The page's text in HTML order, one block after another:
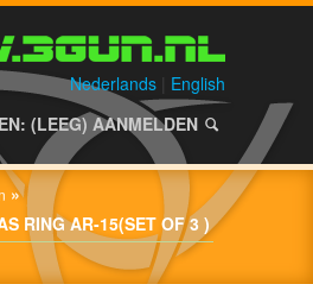
Nederlands
English
(LEEG) AANMELDEN
»
RING AR-15(SET OF 3 )